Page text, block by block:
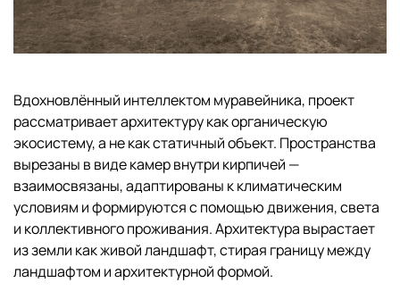
Вдохновлённый интеллектом муравейника, проект
рассматривает архитектуру как органическую
экосистему, а не как статичный объект. Пространства
вырезаны в виде камер внутри кирпичей —
взаимосвязаны, адаптированы к климатическим
условиям и формируются с помощью движения, света
и коллективного проживания. Архитектура вырастает
из земли как живой ландшафт, стирая границу между
ландшафтом и архитектурной формой.